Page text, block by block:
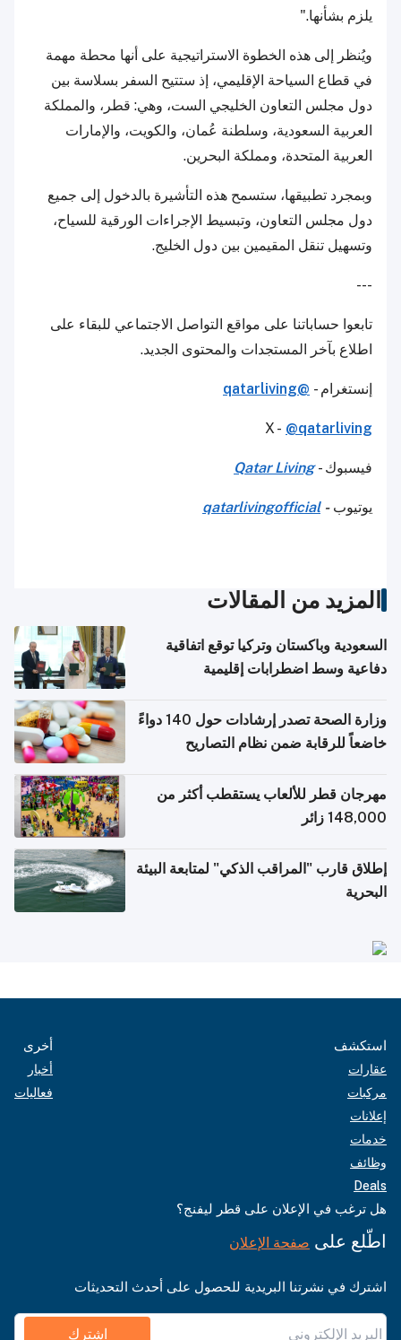
يلزم بشأنها."
ويُنظر إلى هذه الخطوة الاستراتيجية على أنها محطة مهمة
في قطاع السياحة الإقليمي، إذ ستتيح السفر بسلاسة بين
دول مجلس التعاون الخليجي الست، وهي: قطر، والمملكة
العربية السعودية، وسلطنة عُمان، والكويت، والإمارات
العربية المتحدة، ومملكة البحرين.
وبمجرد تطبيقها، ستسمح هذه التأشيرة بالدخول إلى جميع
دول مجلس التعاون، وتبسيط الإجراءات الورقية للسياح،
وتسهيل تنقل المقيمين بين دول الخليج.
---
تابعوا حساباتنا على مواقع التواصل الاجتماعي للبقاء على
اطلاع بآخر المستجدات والمحتوى الجديد.
إنستغرام - @qatarliving
X - @qatarliving
فيسبوك -Qatar Living
يوتيوب-
qatarlivingofficial
المزيد من المقالات
السعودية وباكستان وتركيا توقع اتفاقية
دفاعية وسط اضطرابات إقليمية
وزارة الصحة تصدر إرشادات حول 140 دواءً
خاضعاً للرقابة ضمن نظام التصاريح
مهرجان قطر للألعاب يستقطب أكثر من
148,000 زائر
إطلاق قارب "المراقب الذكي" لمتابعة البيئة
البحرية
استكشف
عقارات
مركبات
إعلانات
خدمات
وظائف
Deals
أخرى
أخبار
فعاليات
هل ترغب في الإعلان على قطر ليفنج؟
اطّلع على صفحة الإعلان
اشترك في نشرتنا البريدية للحصول على أحدث التحديثات
اشترك